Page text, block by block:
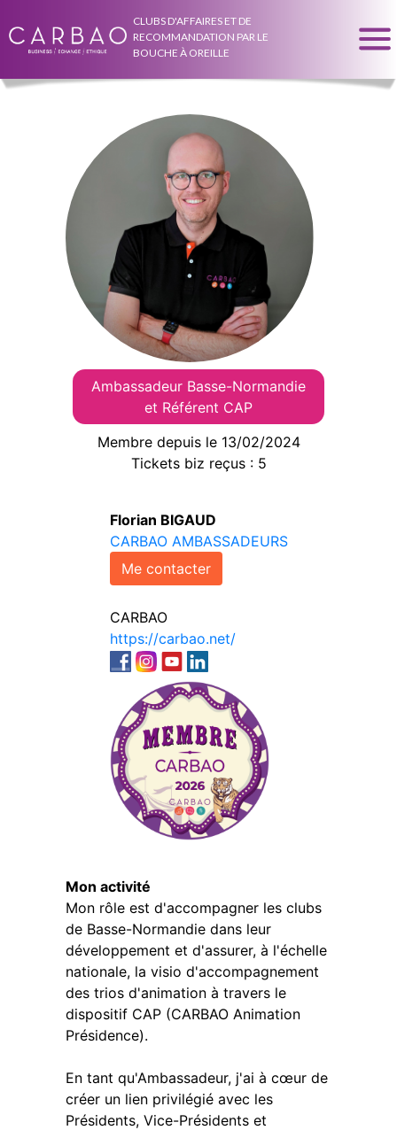
CLUBS D'AFFAIRES ET DE
RECOMMANDATION PAR LE
BOUCHE À OREILLE
Ambassadeur Basse-Normandie
et Référent CAP
Membre depuis le 13/02/2024
Tickets biz reçus : 5
Florian BIGAUD
CARBAO AMBASSADEURS
Me contacter
CARBAO
https://carbao.net/
Mon activité
Mon rôle est d'accompagner les clubs
de Basse-Normandie dans leur
développement et d'assurer, à l'échelle
nationale, la visio d'accompagnement
des trios d'animation à travers le
dispositif CAP (CARBAO Animation
Présidence).
En tant qu'Ambassadeur, j'ai à cœur de
créer un lien privilégié avec les
Présidents, Vice-Présidents et